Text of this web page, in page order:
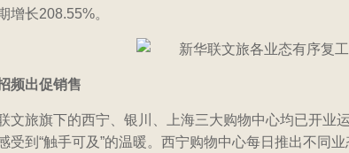
增长208.55%。
频出促销售
文旅旗下的西宁、银川、上海三大购物中心均已开
受到“触手可及”的温暖。西宁购物中心每日推出不同